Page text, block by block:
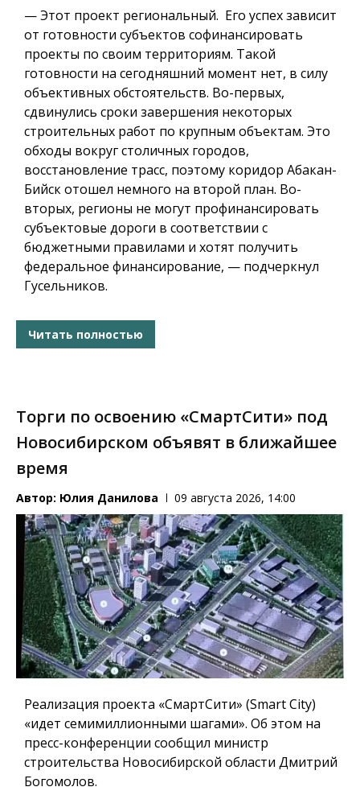
— Этот проект региональный. Его успех зависит
от готовности субъектов софинансировать
проекты по своим территориям. Такой
готовности на сегодняшний момент нет, в силу
объективных обстоятельств. Во-первых,
сдвинулись сроки завершения некоторых
строительных работ по крупным объектам. Это
обходы вокруг столичных городов,
восстановление трасс, поэтому коридор Абакан-
Бийск отошел немного на второй план. Во-
вторых, регионы не могут профинансировать
субъектовые дороги в соответствии с
бюджетными правилами и хотят получить
федеральное финансирование, — подчеркнул
Гусельников.
Читать полностью
Торги по освоению «СмартСити» под
Новосибирском объявят в ближайшее
время
Автор: Юлия Данилова 09 августа 2026, 14:00
Реализация проекта «СмартСити» (Smart City)
«идет семимиллионными шагами». Об этом на
пресс-конференции сообщил министр
строительства Новосибирской области Дмитрий
Богомолов.